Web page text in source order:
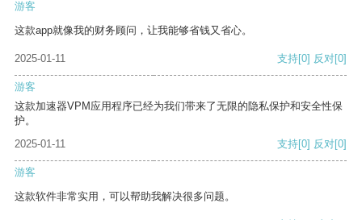
游客
这款app就像我的财务顾问，让我能够省钱又省心。
2025-01-11 支持[0] 反对[0]
游客
这款加速器VPM应用程序已经为我们带来了无限的隐私保护和安全性保
护。
2025-01-11
支持[0] 反对[0]
游客
这款软件非常实用，可以帮助我解决很多问题。